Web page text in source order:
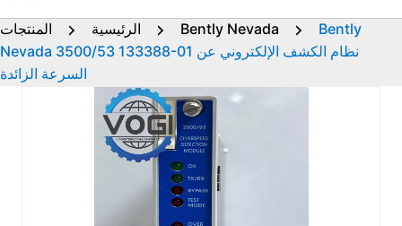
الرئيسية المنتجات Bently Nevada
Bently
Nevada 3500/53 133388-01 نظام الكشف الإلكتروني عن
السرعة الزائدة